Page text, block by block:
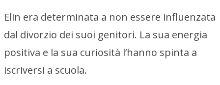
Elin era determinata a non essere influenzata
dal divorzio dei suoi genitori. La sua energia
positiva e la sua curiosità l’hanno spinta a
iscriversi a scuola.